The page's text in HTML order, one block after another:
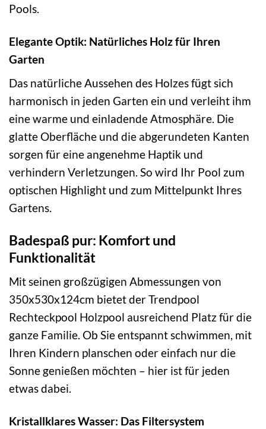
Pools.
Elegante Optik: Natürliches Holz für Ihren
Garten
Das natürliche Aussehen des Holzes fügt sich
harmonisch in jeden Garten ein und verleiht ihm
eine warme und einladende Atmosphäre. Die
glatte Oberfläche und die abgerundeten Kanten
sorgen für eine angenehme Haptik und
verhindern Verletzungen. So wird Ihr Pool zum
optischen Highlight und zum Mittelpunkt Ihres
Gartens.
Badespaß pur: Komfort und
Funktionalität
Mit seinen großzügigen Abmessungen von
350x530x124cm bietet der Trendpool
Rechteckpool Holzpool ausreichend Platz für die
ganze Familie. Ob Sie entspannt schwimmen, mit
Ihren Kindern planschen oder einfach nur die
Sonne genießen möchten – hier ist für jeden
etwas dabei.
Kristallklares Wasser: Das Filtersystem